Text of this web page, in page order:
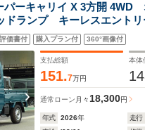
ーキャリイ X 3方開 4WD
ドランプ キーレスエント
フ シートバックスペース
方誤発進抑制機能 フォグ
アイドリングストップ
価書付 購入プラン付 360°画像付
支払総額
151.7万円
本体
通常ローン 月々 18,300円
年式 2026年 走行